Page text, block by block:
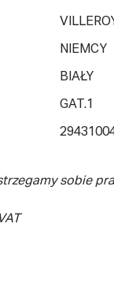
NIEMCY
BIAŁY
GAT.1
sobie